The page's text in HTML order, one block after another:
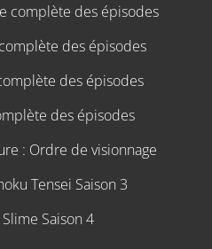
complète des épisodes
des épisodes
des épisodes
des épisodes
: Ordre de visionnage
Tensei Saison 3
Saison 4